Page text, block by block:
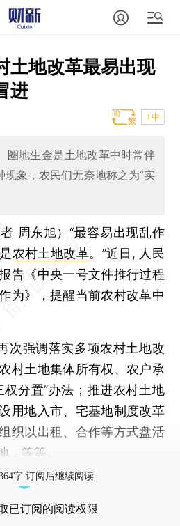
土地改革最易出现
进
T中
圈地生金是土地改革中时常伴
象，农民们无奈地称之为“实
者 周东旭）“最容易出现乱作
农村土地改革。”近日, 人民
告《中央一号文件推行过程
为》，提醒当前农村改革中
强调落实多项农村土地改
村土地集体所有权、农户承
权分置”办法；推进农村土地
用地入市、宅基地制度改革
织以出租、合作等方式盘活
，等等。
字 订阅后继续阅读
已订阅的阅读权限